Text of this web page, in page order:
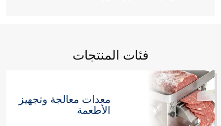
فئات المنتجات
معدات معالجة وتجهيز
الأطعمة